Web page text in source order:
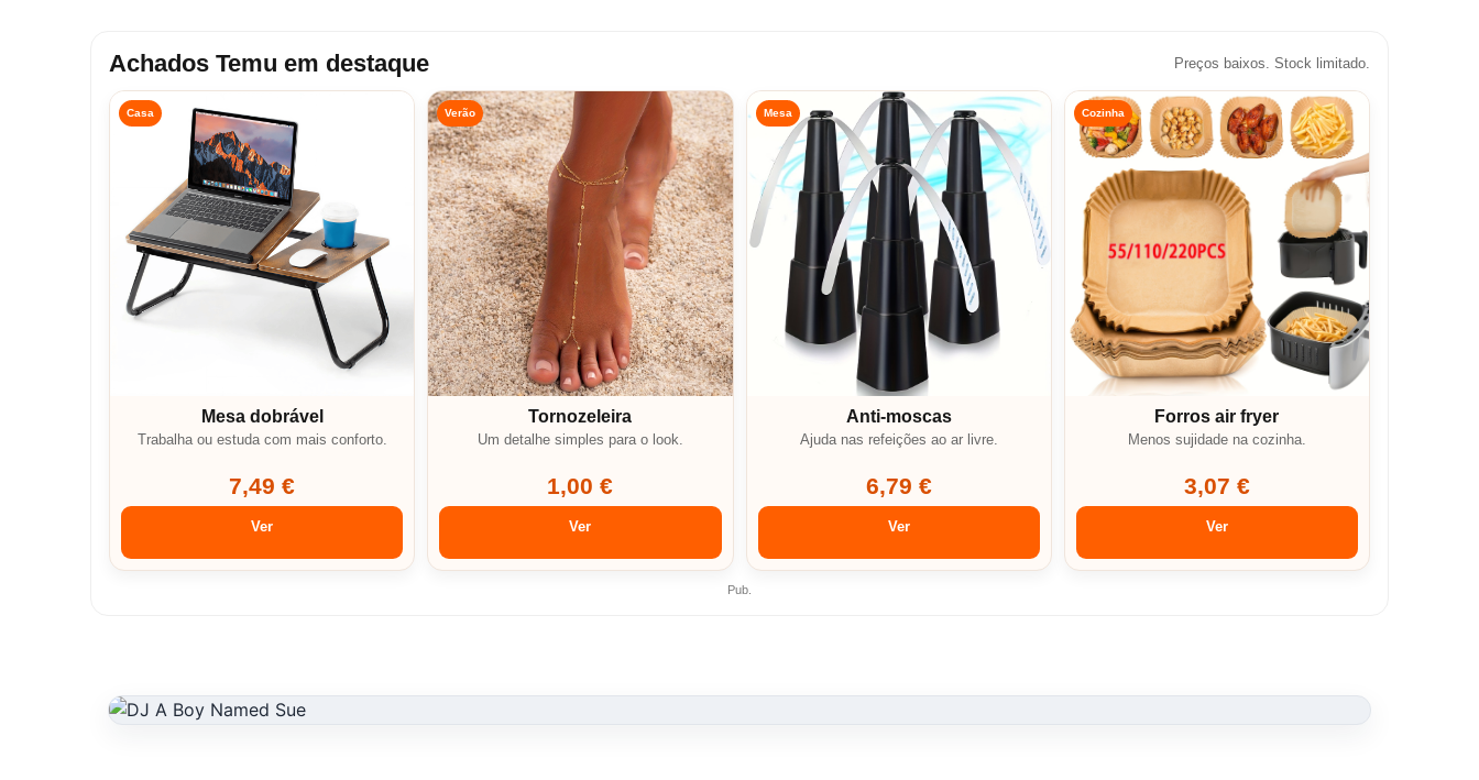
Achados Temu em destaque Preços baixos. Stock limitado.
Casa
Mesa dobrável
Trabalha ou estuda com mais conforto.
7,49 €
Ver
Verão
Tornozeleira
Um detalhe simples para o look.
1,00 €
Ver
Mesa
Anti-moscas
Ajuda nas refeições ao ar livre.
6,79 €
Ver
Cozinha
Forros air fryer
Menos sujidade na cozinha.
3,07 €
Ver
Pub.